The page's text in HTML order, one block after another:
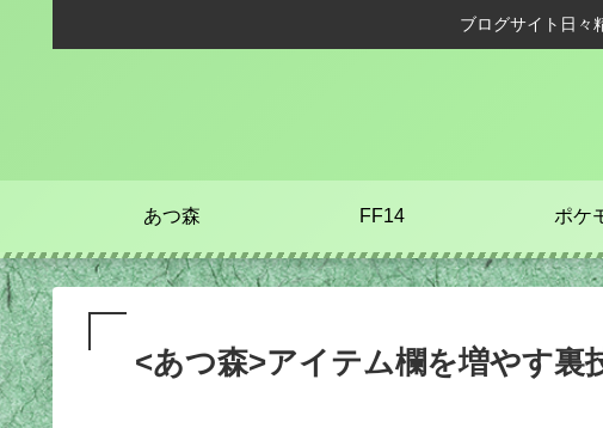
ブログサイト日々
あつ森 FF14 ポケ
<あつ森>アイテム欄を増やす裏